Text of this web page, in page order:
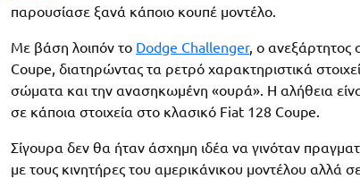
παρουσίασε ξανά κάποιο κουπέ μοντέλο.
Με βάση λοιπόν το Dodge Challenger, o ανεξάρτητος
Coupe, διατηρώντας τα ρετρό χαρακτηριστικά
σώματα και την ανασηκωμένη «ουρά». Η αλήθεια
σε κάποια στοιχεία στο κλασικό Fiat 128 Coupe.
Σίγουρα δεν θα ήταν άσχημη ιδέα να γινόταν
με τους κινητήρες του αμερικάνικου μοντέλου